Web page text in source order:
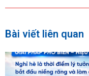
Bài viết liên quan